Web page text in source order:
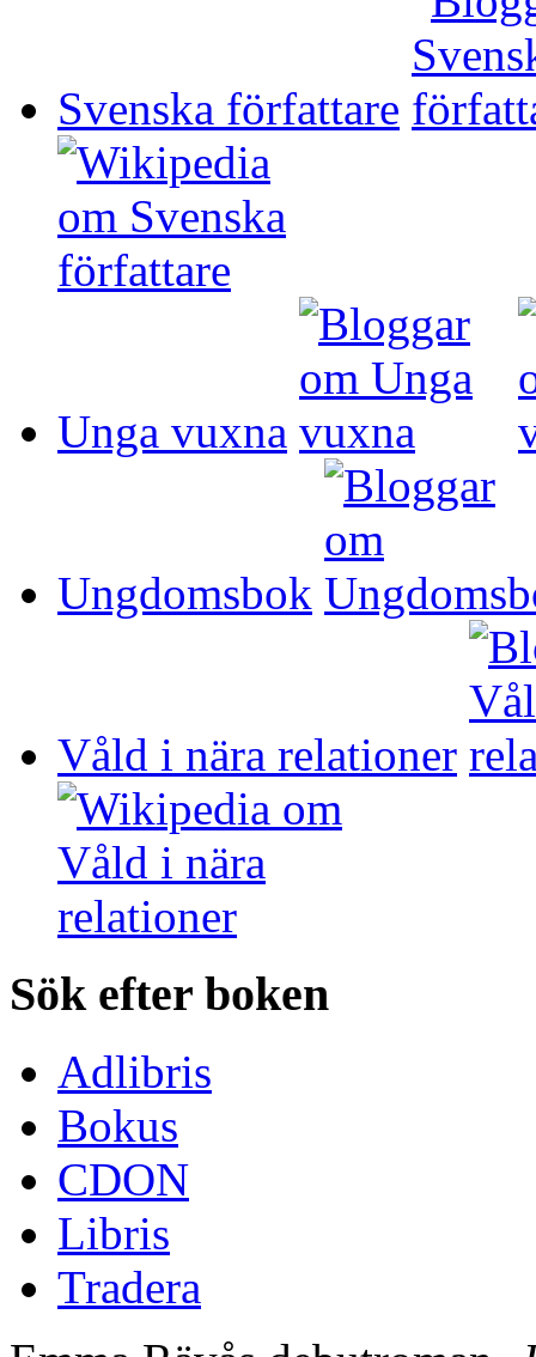
Svenska författare
Unga vuxna
Ungdomsbok
Våld i nära relationer
Sök efter boken
Adlibris
Bokus
CDON
Libris
Tradera